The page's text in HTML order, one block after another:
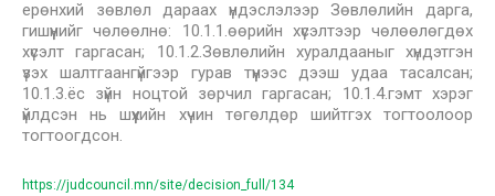
ерөнхий зөвлөл дараах үндэслэлээр Зөвлөлийн дарга,
гишүүнийг чөлөөлнө: 10.1.1.өөрийн хүсэлтээр чөлөөлөгдөх
хүсэлт гаргасан; 10.1.2.Зөвлөлийн хуралдааныг хүндэтгэн
үзэх шалтгаангүйгээр гурав түүнээс дээш удаа тасалсан;
10.1.3.ёс зүйн ноцтой зөрчил гаргасан; 10.1.4.гэмт хэрэг
үйлдсэн нь шүүхийн хүчин төгөлдөр шийтгэх тогтоолоор
тогтоогдсон.
https://judcouncil.mn/site/decision_full/134